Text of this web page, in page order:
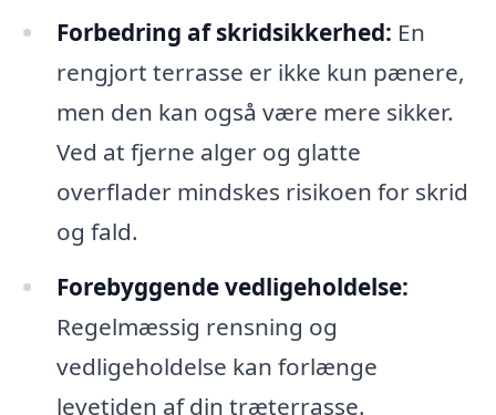
Forbedring af skridsikkerhed: En
rengjort terrasse er ikke kun pænere,
men den kan også være mere sikker.
Ved at fjerne alger og glatte
overflader mindskes risikoen for skrid
og fald.
Forebyggende vedligeholdelse:
Regelmæssig rensning og
vedligeholdelse kan forlænge
levetiden af din træterrasse.